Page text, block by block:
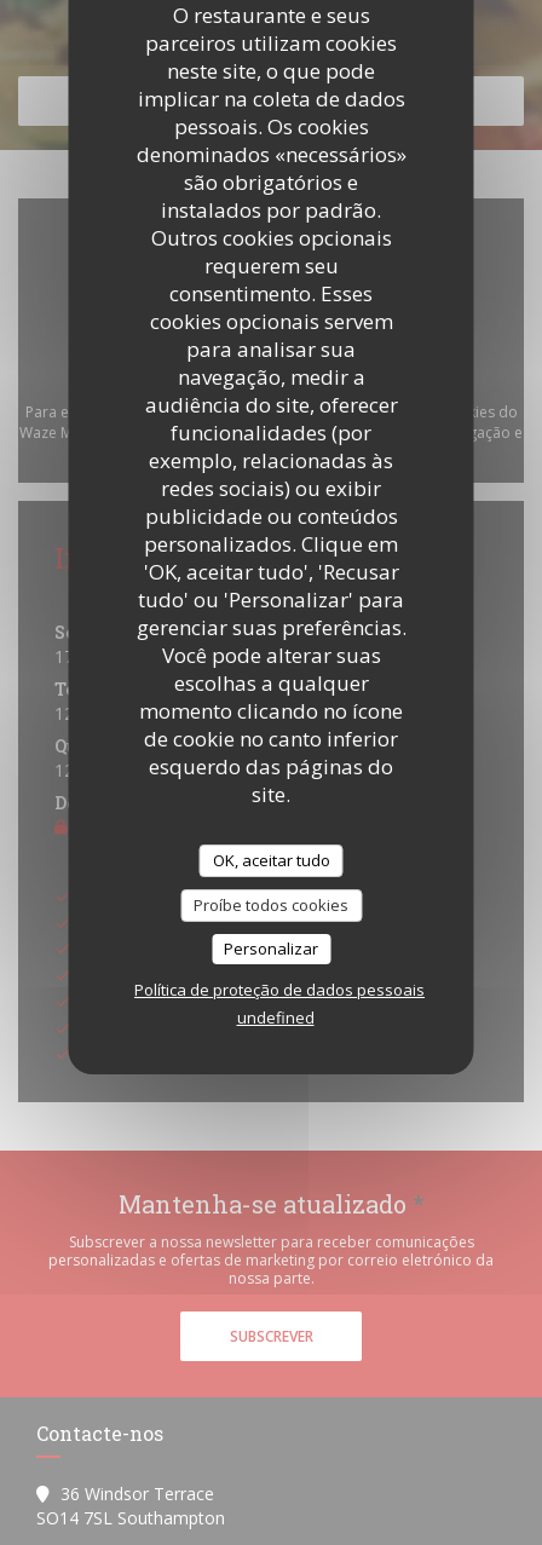
O restaurante e seus
parceiros utilizam cookies
neste site, o que pode
implicar na coleta de dados
pessoais. Os cookies
denominados «necessários»
são obrigatórios e
instalados por padrão.
Outros cookies opcionais
requerem seu
consentimento. Esses
cookies opcionais servem
para analisar sua
navegação, medir a
audiência do site, oferecer
funcionalidades (por
exemplo, relacionadas às
redes sociais) ou exibir
publicidade ou conteúdos
personalizados. Clique em
'OK, aceitar tudo', 'Recusar
tudo' ou 'Personalizar' para
gerenciar suas preferências.
Você pode alterar suas
escolhas a qualquer
momento clicando no ícone
de cookie no canto inferior
esquerdo das páginas do
site.
OK, aceitar tudo
Proíbe todos cookies
Personalizar
Política de proteção de dados pessoais
undefined
Descubra o nosso menu
DESCUBRA O NOSSO MENU
Para exibir o mapa interativo do Waze, você deve aceitar os cookies do
Waze Map (Google). Esses cookies podem coletar dados de navegação e
localização. Autorizar
Informações gerais
Horário de abertura
Segunda-feira
17:00 - 21:30
Ter
12:00 - 21:30
Qui
12:00 - 22:00
Domingo
Métodos de pagamento
Eurocard/Mastercard
Títulos de restaurante
Mantenha-se atualizado *
Subscrever a nossa newsletter para receber comunicações
personalizadas e ofertas de marketing por correio eletrónico da
nossa parte.
SUBSCREVER
Contacte-nos
36 Windsor Terrace
SO14 7SL Southampton